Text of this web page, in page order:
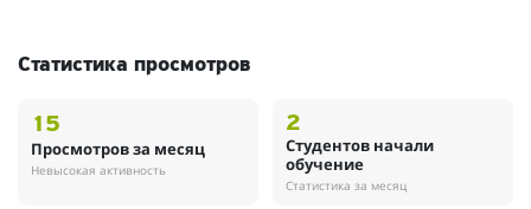
Статистика просмотров
15
Просмотров за месяц
Невысокая активность
2
Студентов начали
обучение
Статистика за месяц